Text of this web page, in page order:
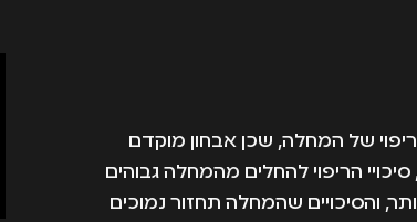
של המחלה, שכן אבחון מוקדם
הריפוי להחלים מהמחלה גבוהים
והסיכויים שהמחלה תחזור נמוכים